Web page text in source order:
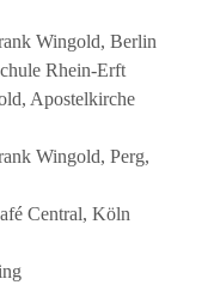
Wingold, Berlin
Rhein-Erft
Apostelkirche
Wingold, Perg,
Central, Köln